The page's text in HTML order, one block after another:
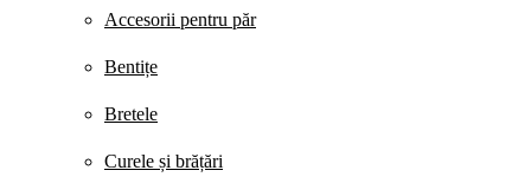
Accesorii pentru păr
Bentițe
Bretele
Curele și brățări